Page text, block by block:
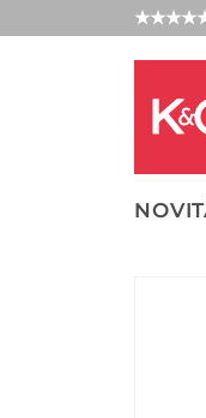
★★★★★
LOOK